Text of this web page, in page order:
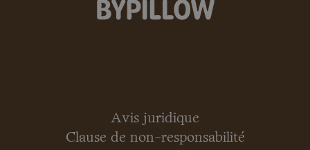
Avis juridique
Clause de non-responsabilité